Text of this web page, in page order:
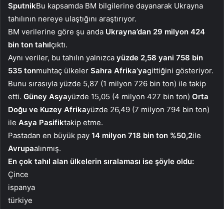
SputnikBu kapsamda BM bilgilerine dayanarak Ukrayna
tahılının nereye ulaştığını araştırıyor.
BM verilerine göre şu anda Ukrayna’dan 29 milyon 424
bin ton tahılçıktı.
Aynı veriler, bu tahılın yalnızca yüzde 2,58 yani 758 bin
535 tonmuhtaç ülkeler Sahra Afrika’yagittiğini gösteriyor.
Bunu sırasıyla yüzde 5,87 (1 milyon 726 bin ton) ile takip
etti. Güney Asyayüzde 15,05 (4 milyon 427 bin ton) Orta
Doğu ve Kuzey Afrikayüzde 26,49 (7 milyon 794 bin ton)
ile Asya Pasifiktakip etme.
Pastadan en büyük pay 14 milyon 718 bin ton %50,2ile
Avrupaalınmış.
En çok tahıl alan ülkelerin sıralaması ise şöyle oldu:
Çince
ispanya
türkiye